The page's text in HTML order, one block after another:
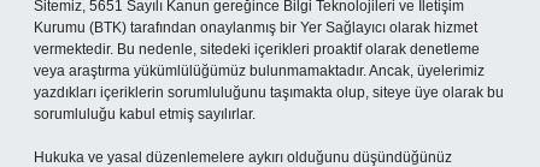
Sitemiz, 5651 Sayılı Kanun gereğince Bilgi Teknolojileri ve İletişim
Kurumu (BTK) tarafından onaylanmış bir Yer Sağlayıcı olarak hizmet
vermektedir. Bu nedenle, sitedeki içerikleri proaktif olarak denetleme
veya araştırma yükümlülüğümüz bulunmamaktadır. Ancak, üyelerimiz
yazdıkları içeriklerin sorumluluğunu taşımakta olup, siteye üye olarak bu
sorumluluğu kabul etmiş sayılırlar.
Hukuka ve yasal düzenlemelere aykırı olduğunu düşündüğünüz